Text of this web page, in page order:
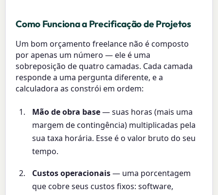
Como Funciona a Precificação de Projetos
Um bom orçamento freelance não é composto
por apenas um número — ele é uma
sobreposição de quatro camadas. Cada camada
responde a uma pergunta diferente, e a
calculadora as constrói em ordem:
Mão de obra base— suas horas (mais uma
margem de contingência) multiplicadas pela
sua taxa horária. Esse é o valor bruto do seu
tempo.
Custos operacionais— uma porcentagem
que cobre seus custos fixos: software,